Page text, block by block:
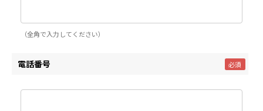
（全角で入力してください）
電話番号